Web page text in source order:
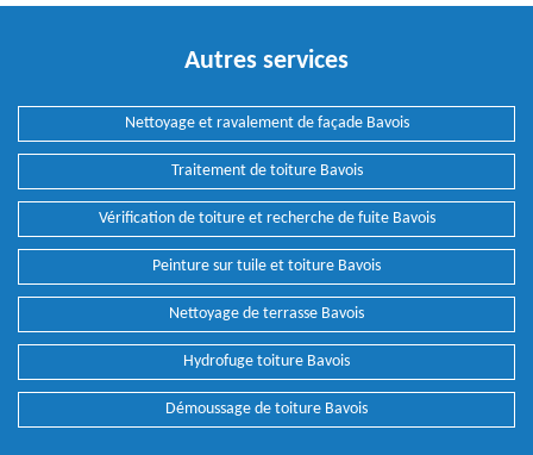
Autres services
Nettoyage et ravalement de façade Bavois
Traitement de toiture Bavois
Vérification de toiture et recherche de fuite Bavois
Peinture sur tuile et toiture Bavois
Nettoyage de terrasse Bavois
Hydrofuge toiture Bavois
Démoussage de toiture Bavois